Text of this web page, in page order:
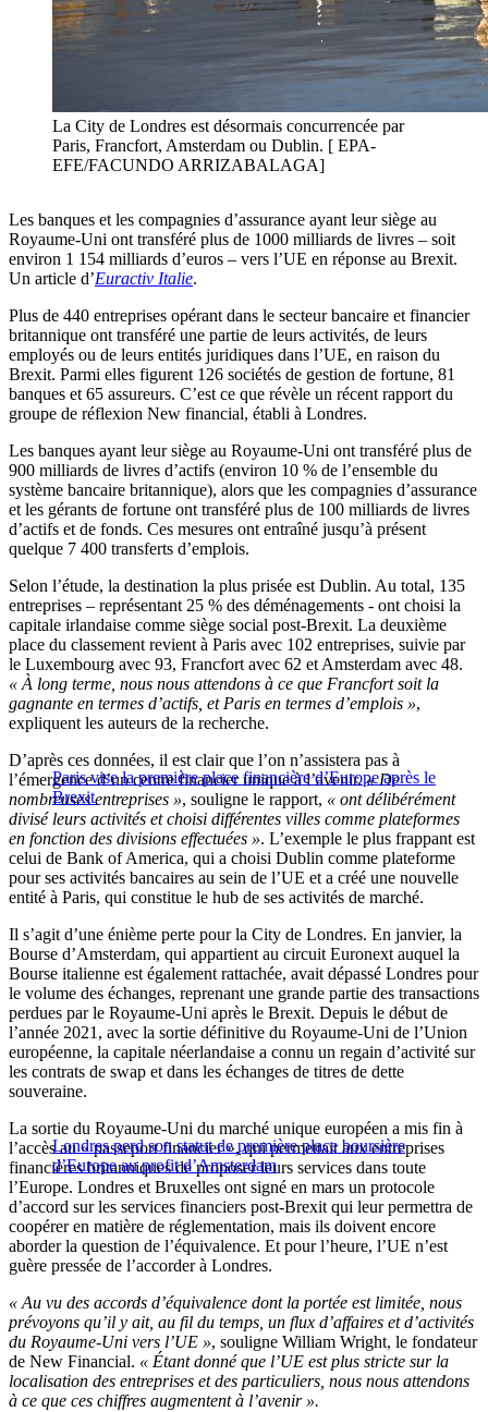
La City de Londres est désormais concurrencée par
Paris, Francfort, Amsterdam ou Dublin. [ EPA-
EFE/FACUNDO ARRIZABALAGA]
Les banques et les compagnies d’assurance ayant leur siège au
Royaume-Uni ont transféré plus de 1000 milliards de livres – soit
environ 1 154 milliards d’euros – vers l’UE en réponse au Brexit.
Un article d’Euractiv Italie.
Plus de 440 entreprises opérant dans le secteur bancaire et financier
britannique ont transféré une partie de leurs activités, de leurs
employés ou de leurs entités juridiques dans l’UE, en raison du
Brexit. Parmi elles figurent 126 sociétés de gestion de fortune, 81
banques et 65 assureurs. C’est ce que révèle un récent rapport du
groupe de réflexion New financial, établi à Londres.
Les banques ayant leur siège au Royaume-Uni ont transféré plus de
900 milliards de livres d’actifs (environ 10 % de l’ensemble du
système bancaire britannique), alors que les compagnies d’assurance
et les gérants de fortune ont transféré plus de 100 milliards de livres
d’actifs et de fonds. Ces mesures ont entraîné jusqu’à présent
quelque 7 400 transferts d’emplois.
Selon l’étude, la destination la plus prisée est Dublin. Au total, 135
entreprises – représentant 25 % des déménagements ­- ont choisi la
capitale irlandaise comme siège social post-Brexit. La deuxième
place du classement revient à Paris avec 102 entreprises, suivie par
le Luxembourg avec 93, Francfort avec 62 et Amsterdam avec 48.
« À long terme, nous nous attendons à ce que Francfort soit la
gagnante en termes d’actifs, et Paris en termes d’emplois »,
expliquent les auteurs de la recherche.
Paris vise la première place financière d’Europe après le
Brexit
D’après ces données, il est clair que l’on n’assistera pas à
l’émergence d’un centre financier unique à l’avenir.« De
nombreuses entreprises », souligne le rapport, « ont délibérément
divisé leurs activités et choisi différentes villes comme plateformes
en fonction des divisions effectuées ». L’exemple le plus frappant est
celui de Bank of America, qui a choisi Dublin comme plateforme
pour ses activités bancaires au sein de l’UE et a créé une nouvelle
entité à Paris, qui constitue le hub de ses activités de marché.
Il s’agit d’une énième perte pour la City de Londres. En janvier, la
Bourse d’Amsterdam, qui appartient au circuit Euronext auquel la
Bourse italienne est également rattachée, avait dépassé Londres pour
le volume des échanges, reprenant une grande partie des transactions
perdues par le Royaume-Uni après le Brexit. Depuis le début de
l’année 2021, avec la sortie définitive du Royaume-Uni de l’Union
européenne, la capitale néerlandaise a connu un regain d’activité sur
les contrats de swap et dans les échanges de titres de dette
souveraine.
Londres perd son statut de première place boursière
d’Europe au profit d’Amsterdam
La sortie du Royaume-Uni du marché unique européen a mis fin à
l’accès au « passeport financier », qui permettait aux entreprises
financières britanniques de proposer leurs services dans toute
l’Europe. Londres et Bruxelles ont signé en mars un protocole
d’accord sur les services financiers post-Brexit qui leur permettra de
coopérer en matière de réglementation, mais ils doivent encore
aborder la question de l’équivalence. Et pour l’heure, l’UE n’est
guère pressée de l’accorder à Londres.
« Au vu des accords d’équivalence dont la portée est limitée, nous
prévoyons qu’il y ait, au fil du temps, un flux d’affaires et d’activités
du Royaume-Uni vers l’UE », souligne William Wright, le fondateur
de New Financial. « Étant donné que l’UE est plus stricte sur la
localisation des entreprises et des particuliers, nous nous attendons
à ce que ces chiffres augmentent à l’avenir ».